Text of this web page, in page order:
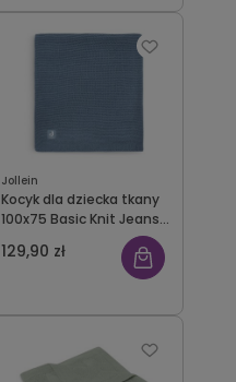
Jollein
Kocyk dla dziecka tkany
100x75 Basic Knit Jeans
129,90 zł